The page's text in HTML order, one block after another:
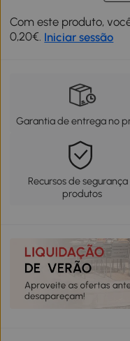
Com este produto,
0,20€. Iniciar sessão
Garantia de entrega no
Recursos de segurança
produtos